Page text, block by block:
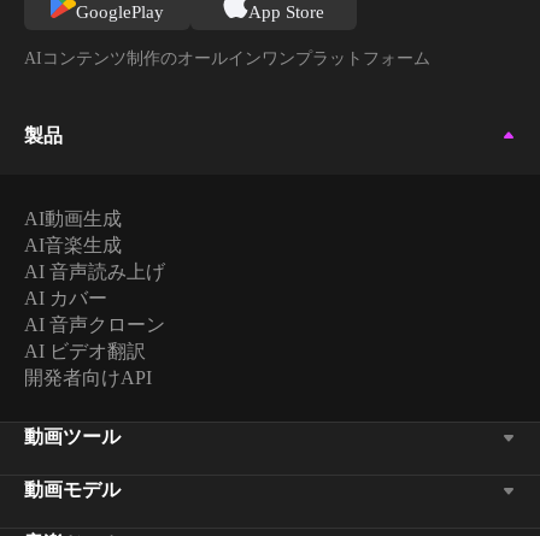
GooglePlay App Store
AIコンテンツ制作のオールインワンプラットフォーム
製品
AI動画生成
AI音楽生成
AI 音声読み上げ
AI カバー
AI 音声クローン
AI ビデオ翻訳
開発者向けAPI
動画ツール
動画モデル